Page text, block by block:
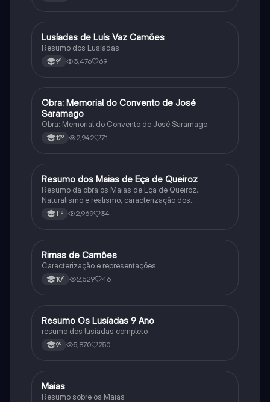
Português
Lusíadas de Luís Vaz Camões
Resumo dos Lusíadas
9º 3,476 69
Português
Obra: Memorial do Convento de José
Saramago
Obra: Memorial do Convento de José Saramago
12º 2,942 71
Português
Resumo dos Maias de Eça de Queiroz
Resumo da obra os Maias de Eça de Queiroz.
Naturalismo e realismo, caracterização dos
personagens e contexto histórico.
11º 2,969 34
Português
Rimas de Camões
Caracterização e representações
10º 2,529 46
Português
Resumo Os Lusíadas 9 Ano
resumo dos lusíadas completo
9º 5,870 250
Português
Maias
Resumo sobre os Maias